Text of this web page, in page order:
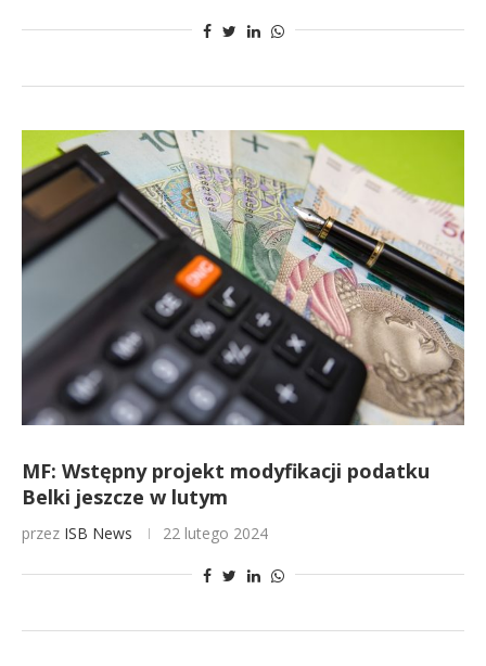
MF: Wstępny projekt modyfikacji podatku
Belki jeszcze w lutym
przez ISB News 22 lutego 2024